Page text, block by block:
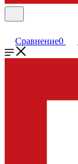
Сравнение0